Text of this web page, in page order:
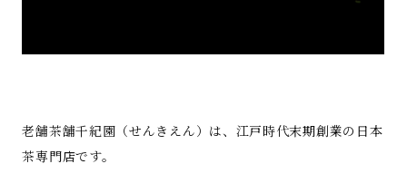
老舗茶舗千紀園（せんきえん）は、江戸時代末期創業の日本
茶専門店です。